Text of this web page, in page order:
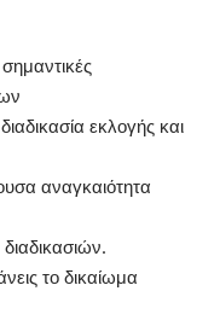
εκλογής και
αναγκαιότητα
το δικαίωμα